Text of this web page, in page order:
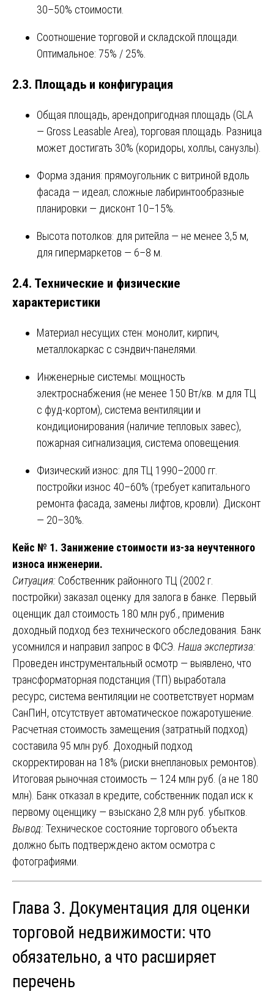
30–50% стоимости.
Соотношение торговой и складской площади.
Оптимальное: 75% / 25%.
2.3. Площадь и конфигурация
Общая площадь, арендопригодная площадь (GLA
— Gross Leasable Area), торговая площадь. Разница
может достигать 30% (коридоры, холлы, санузлы).
Форма здания: прямоугольник с витриной вдоль
фасада — идеал; сложные лабиринтообразные
планировки — дисконт 10–15%.
Высота потолков: для ритейла — не менее 3,5 м,
для гипермаркетов — 6–8 м.
2.4. Технические и физические
характеристики
Материал несущих стен: монолит, кирпич,
металлокаркас с сэндвич-панелями.
Инженерные системы: мощность
электроснабжения (не менее 150 Вт/кв. м для ТЦ
с фуд-кортом), система вентиляции и
кондиционирования (наличие тепловых завес),
пожарная сигнализация, система оповещения.
Физический износ: для ТЦ 1990–2000 гг.
постройки износ 40–60% (требует капитального
ремонта фасада, замены лифтов, кровли). Дисконт
— 20–30%.
Кейс № 1. Занижение стоимости из-за неучтенного
износа инженерии.
Ситуация: Собственник районного ТЦ (2002 г.
постройки) заказал оценку для залога в банке. Первый
оценщик дал стоимость 180 млн руб., применив
доходный подход без технического обследования. Банк
усомнился и направил запрос в ФСЭ. Наша экспертиза:
Проведен инструментальный осмотр — выявлено, что
трансформаторная подстанция (ТП) выработала
ресурс, система вентиляции не соответствует нормам
СанПиН, отсутствует автоматическое пожаротушение.
Расчетная стоимость замещения (затратный подход)
составила 95 млн руб. Доходный подход
скорректирован на 18% (риски внеплановых ремонтов).
Итоговая рыночная стоимость — 124 млн руб. (а не 180
млн). Банк отказал в кредите, собственник подал иск к
первому оценщику — взыскано 2,8 млн руб. убытков.
Вывод: Техническое состояние торгового объекта
должно быть подтверждено актом осмотра с
фотографиями.
Глава 3. Документация для оценки
торговой недвижимости: что
обязательно, а что расширяет
перечень